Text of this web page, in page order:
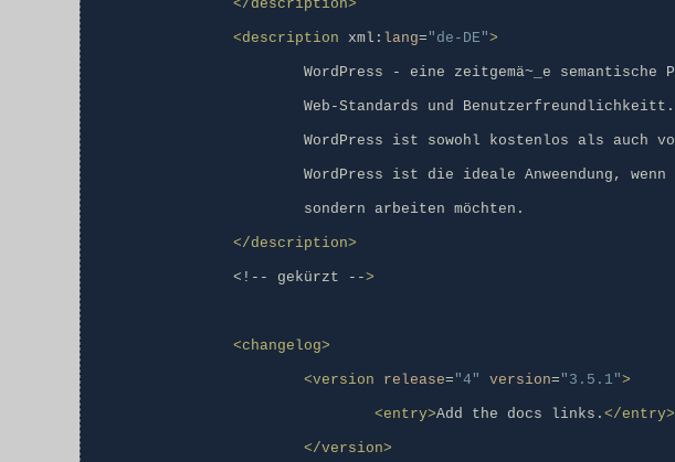
</description>
<description xml: lang= "de-DE">
</description>
		<!-- gekürzt --
>
<changelog>
<version release= "4" version= "3.5.1">
<entry>Add the docs links. </entry>
</version>